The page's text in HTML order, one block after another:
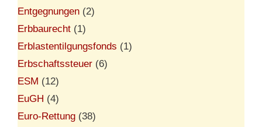
Entgegnungen (2)
Erbbaurecht (1)
Erblastentilgungsfonds (1)
Erbschaftssteuer (6)
ESM (12)
EuGH (4)
Euro-Rettung (38)